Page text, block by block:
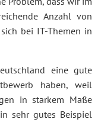
Anzahl von
bei IT-Themen in
eine gute
haben, weil
in starkem Maße
sehr gutes Beispiel